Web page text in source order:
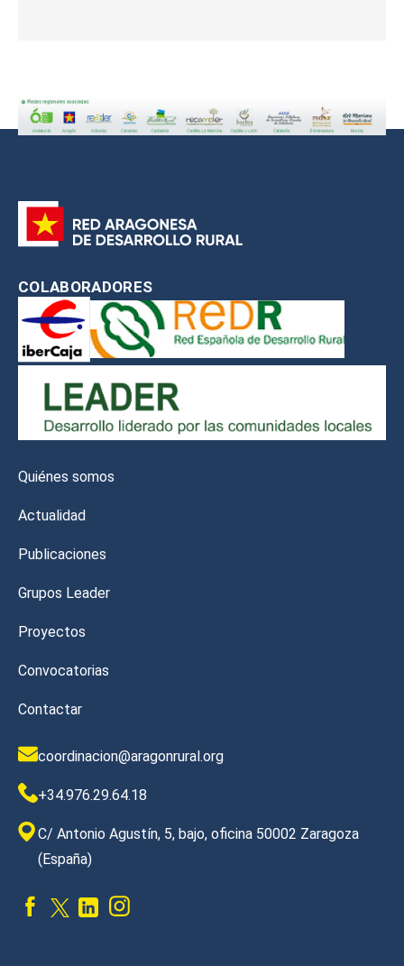
COLABORADORES
Quiénes somos
Actualidad
Publicaciones
Grupos Leader
Proyectos
Convocatorias
Contactar
coordinacion@aragonrural.org
+34.976.29.64.18
C/ Antonio Agustín, 5, bajo, oficina 50002 Zaragoza
(España)